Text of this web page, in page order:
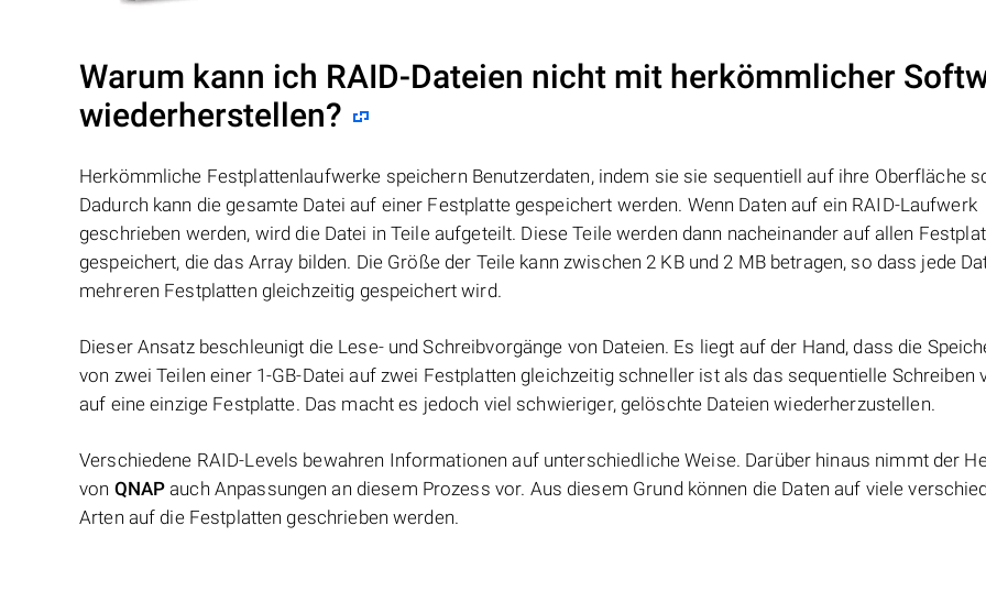
Warum kann ich RAID-Dateien nicht mit herkömmlicher
wiederherstellen?
Herkömmliche Festplattenlaufwerke speichern Benutzerdaten, indem sie sie sequentiell auf ihre Oberfläche
Dadurch kann die gesamte Datei auf einer Festplatte gespeichert werden. Wenn Daten auf ein RAID-Laufwerk
geschrieben werden, wird die Datei in Teile aufgeteilt. Diese Teile werden dann nacheinander auf allen
gespeichert, die das Array bilden. Die Größe der Teile kann zwischen 2 KB und 2 MB betragen, so dass jede
mehreren Festplatten gleichzeitig gespeichert wird.
Dieser Ansatz beschleunigt die Lese- und Schreibvorgänge von Dateien. Es liegt auf der Hand, dass die
von zwei Teilen einer 1-GB-Datei auf zwei Festplatten gleichzeitig schneller ist als das sequentielle Schreiben
auf eine einzige Festplatte. Das macht es jedoch viel schwieriger, gelöschte Dateien wiederherzustellen.
Verschiedene RAID-Levels bewahren Informationen auf unterschiedliche Weise. Darüber hinaus nimmt der
von QNAP auch Anpassungen an diesem Prozess vor. Aus diesem Grund können die Daten auf viele
Arten auf die Festplatten geschrieben werden.